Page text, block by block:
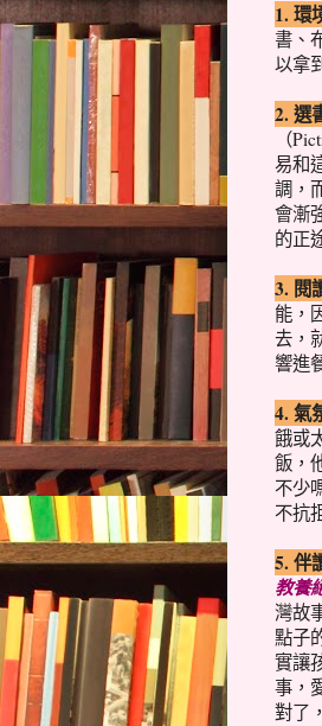
1. 環
書、
以拿
2. 選
（
易和
調，
會漸
的正
3. 閱
能，
去，
響進
4. 氣
餓或
飯，
不少
不抗
5. 伴
教養
灣故
點子
實讓
事，
對了